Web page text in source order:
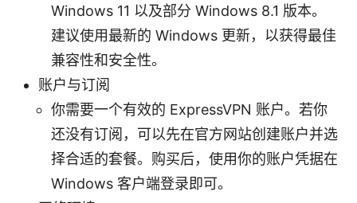
Windows 11 以及部分 Windows 8.1 版本。
建议使用最新的 Windows 更新，以获得最佳
兼容性和安全性。
账户与订阅
你需要一个有效的 ExpressVPN 账户。若你
还没有订阅，可以先在官方网站创建账户并选
择合适的套餐。购买后，使用你的账户凭据在
Windows 客户端登录即可。